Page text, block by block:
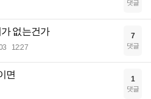
댓글
없는건가
12:27
7
댓글
면 1
댓글